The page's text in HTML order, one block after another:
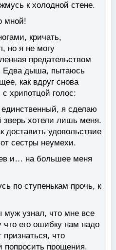
к холодной стене.
мной!
кричать,
но я не могу
предательством
Едва дыша, пытаюсь
как вдруг снова
хрипотцой голос:
я сделаю
зверь хотели лишь меня.
доставить удовольствие
сестры неумехи.
и… на большее меня
по ступенькам прочь, к
муж узнал, что мне все
что его ошибку нам надо
что
попросить прощения.